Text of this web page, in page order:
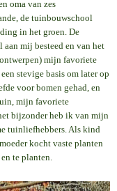
oma van zes
de tuinbouwschool
in het groen. De
mij besteed en van het
mijn favoriete
stevige basis om later op
voor bomen gehad, en
mijn favoriete
bijzonder heb ik van mijn
tuinliefhebbers. Als kind
kocht vaste planten
te planten.